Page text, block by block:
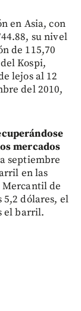
en Asia, con
su nivel
de 115,70
Kospi,
lejos al 12
del 2010,
mercados
septiembre
en las
Mercantil de
5,2 dólares, el
el barril.